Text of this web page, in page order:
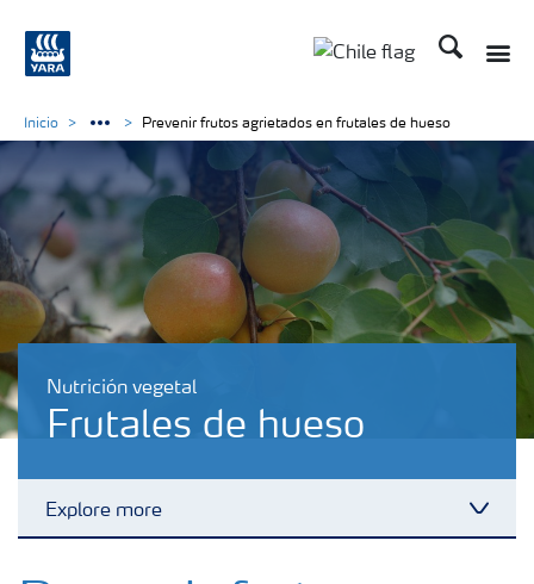
Buscar
Nutrición vegetal
Frutales de hueso
Explore more
Fertilizantes con baja Huella de Carbono
Inicio Prevenir frutos agrietados en frutales de hueso